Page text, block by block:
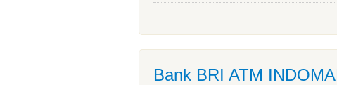
Bank BRI ATM